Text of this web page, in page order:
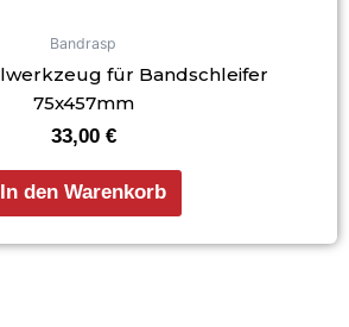
Bandrasp
für Bandschleifer
75x457mm
33,00 €
In den Warenkorb